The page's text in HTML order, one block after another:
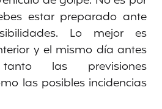
estar preparado ante
Lo mejor es
y el mismo día antes
las previsiones
las posibles incidencias